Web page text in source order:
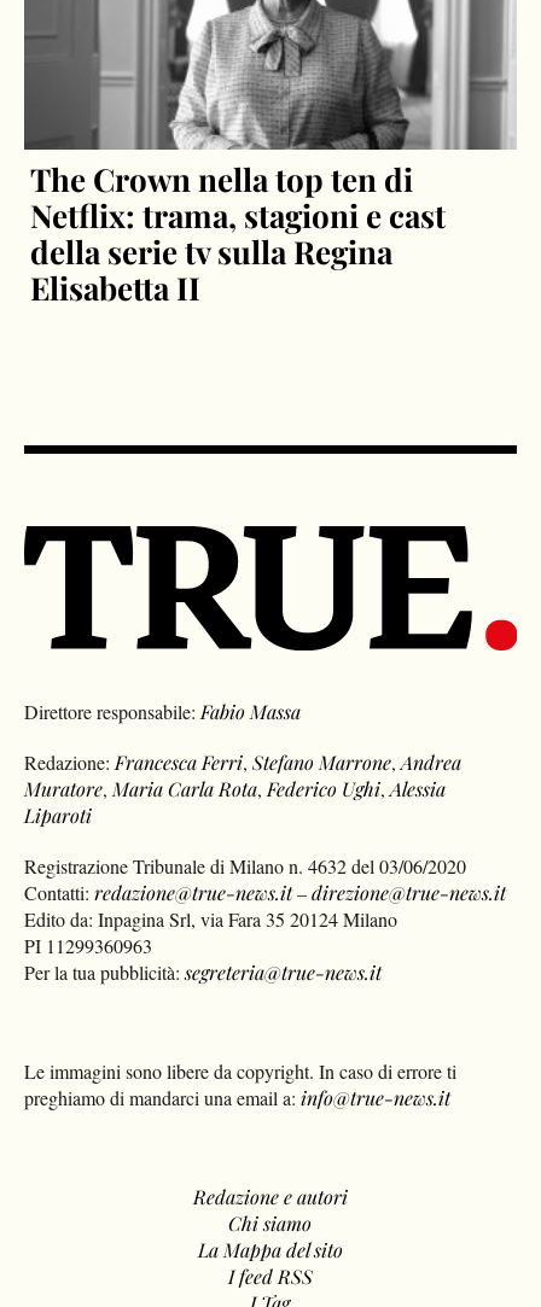
The Crown nella top ten di
Netflix: trama, stagioni e cast
della serie tv sulla Regina
Elisabetta II
Direttore responsabile: Fabio Massa
Redazione: Francesca Ferri,Stefano Marrone,Andrea
Muratore, Maria Carla Rota, Federico Ughi,Alessia
Liparoti
Registrazione Tribunale di Milano n. 4632 del 03/06/2020
Contatti:redazione@true-news.it–direzione@true-news.it
Edito da: Inpagina Srl, via Fara 35 20124 Milano
PI 11299360963
Per la tua pubblicità:segreteria@true-news.it
Le immagini sono libere da copyright. In caso di errore ti
preghiamo di mandarci una email a: info@true-news.it
Redazione e autori
Chi siamo
La Mappa del sito
I feed RSS